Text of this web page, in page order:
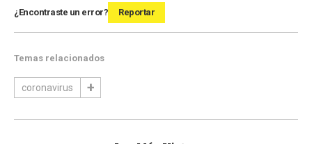
¿Encontraste un error? Reportar
Temas relacionados
coronavirus